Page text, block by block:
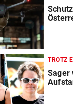
TROTZ
Sager